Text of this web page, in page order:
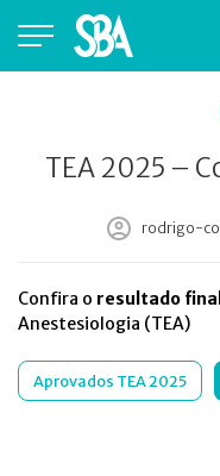
TEA 2025 –
rodrigo-
Confira o resultado final
Anestesiologia (TEA)
Aprovados TEA 2025